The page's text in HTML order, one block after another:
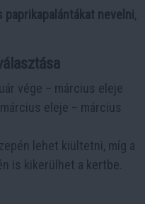
nevelni ,
vége – március eleje
március eleje – március
lehet kiültetni, míg a
is kikerülhet a kertbe.